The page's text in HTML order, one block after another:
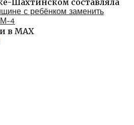
Шахтинском составляла
в MAX
с ребёнком заменить
М-4